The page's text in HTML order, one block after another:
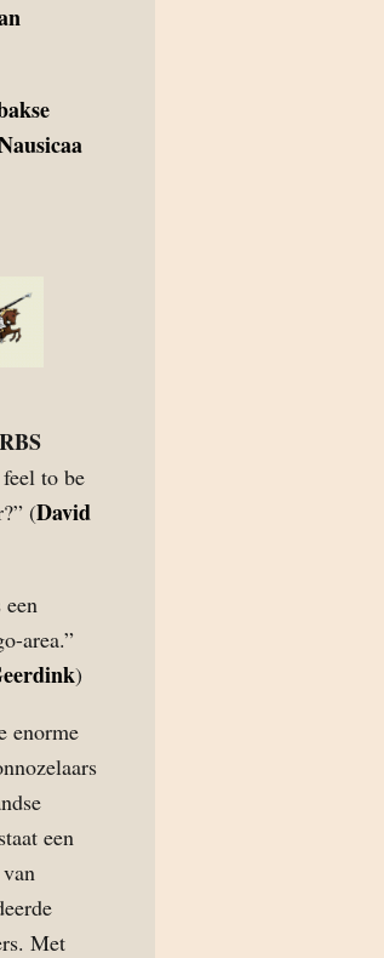
to be
(David
area.”
)
enorme
een
Met